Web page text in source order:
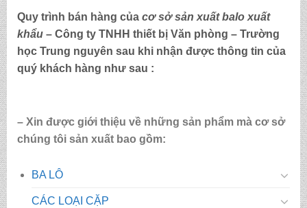
Quy trình bán hàng của cơ sở sản xuất balo xuất
khẩu – Công ty TNHH thiết bị Văn phòng – Trường
học Trung nguyên sau khi nhận được thông tin của
quý khách hàng như sau :
– Xin được giới thiệu về những sản phẩm mà cơ sở
chúng tôi sản xuất bao gồm:
BA LÔ
CÁC LOẠI CẶP